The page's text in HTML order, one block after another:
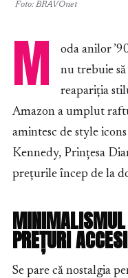
Foto: BRAVOnet
M
oda anilor
nu trebuie
reapariția
Amazon a umplut
amintesc de style
Kennedy, Prințesa
prețurile încep de la
PREȚURI
Se pare că nostalgia